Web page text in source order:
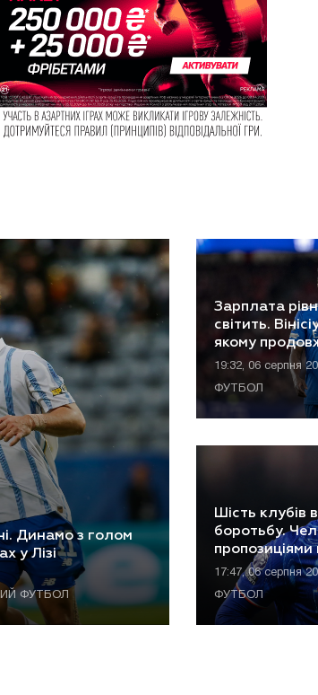
Динамо з голом
у Лізі
ФУТБОЛ
Зарплата
світить.
якому
19:32, 06 серпня
ФУТБОЛ
Шість клубів
боротьбу.
17:47, 06 серпня
ФУТБОЛ